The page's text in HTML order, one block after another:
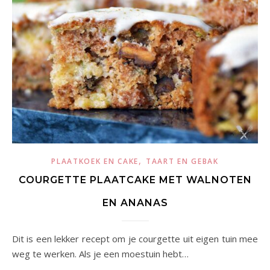
PLAATKOEK EN CAKE, TAART EN GEBAK
COURGETTE PLAATCAKE MET WALNOTEN
EN ANANAS
Dit is een lekker recept om je courgette uit eigen tuin mee
weg te werken. Als je een moestuin hebt…